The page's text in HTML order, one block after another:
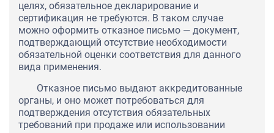
целях, обязательное декларирование и
сертификация не требуются. В таком случае
можно оформить отказное письмо — документ,
подтверждающий отсутствие необходимости
обязательной оценки соответствия для данного
вида применения.
Отказное письмо выдают аккредитованные
органы, и оно может потребоваться для
подтверждения отсутствия обязательных
требований при продаже или использовании